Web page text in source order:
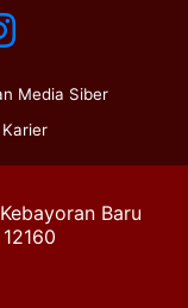
Media Siber
Karier
Baru